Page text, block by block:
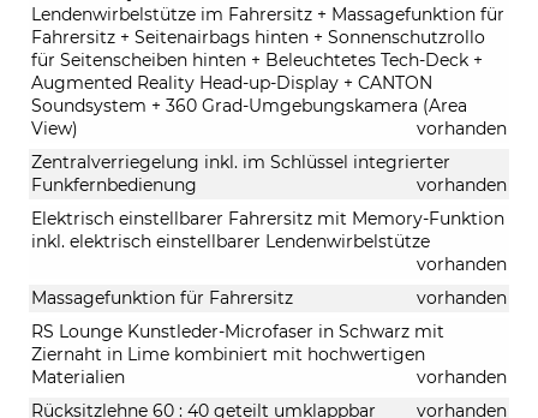
Lendenwirbelstütze im Fahrersitz + Massagefunktion für
Fahrersitz + Seitenairbags hinten + Sonnenschutzrollo
für Seitenscheiben hinten + Beleuchtetes Tech-Deck +
Augmented Reality Head-up-Display + CANTON
Soundsystem + 360 Grad-Umgebungskamera (Area
View)
vorhanden
Zentralverriegelung inkl. im Schlüssel integrierter
Funkfernbedienung
vorhanden
Elektrisch einstellbarer Fahrersitz mit Memory-Funktion
inkl. elektrisch einstellbarer Lendenwirbelstütze
vorhanden
Massagefunktion für Fahrersitz
vorhanden
RS Lounge Kunstleder-Microfaser in Schwarz mit
Ziernaht in Lime kombiniert mit hochwertigen
Materialien
vorhanden
Rücksitzlehne 60 : 40 geteilt umklappbar
vorhanden